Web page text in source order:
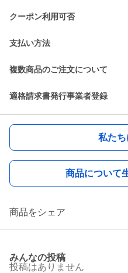
クーポン利用可否
支払い方法
複数商品のご注文について
適格請求書発行事業者登録
私た
商品について
商品をシェア
みんなの投稿
投稿はありません